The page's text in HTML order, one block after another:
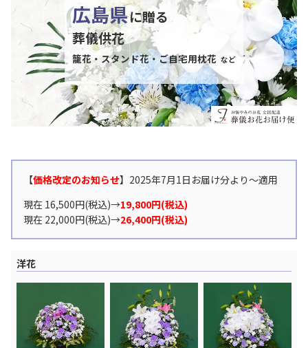
広島県に贈る
葬儀供花
籠花・スタンド花・ご自宅用枕花 など
【価格改定のお知らせ】2025年7月1日お届け分より〜適用
現在 16,500円(税込)→19,800円(税込)
現在 22,000円(税込)→26,400円(税込)
洋花